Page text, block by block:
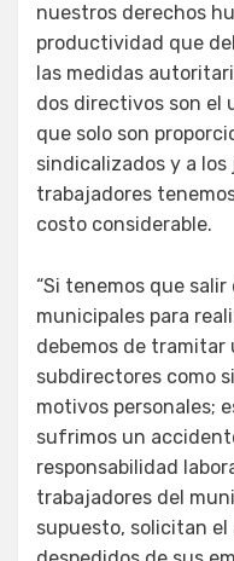
nuestros derechos
productividad que
las medidas
dos directivos son el
que solo son
sindicalizados y a
trabajadores
costo considerable.
“Si tenemos que
municipales para
debemos de tramitar
subdirectores como
motivos personales;
sufrimos un
responsabilidad
trabajadores del
supuesto, solicitan